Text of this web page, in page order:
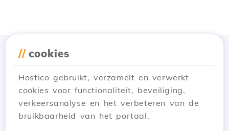
// cookies
Hostico gebruikt, verzamelt en verwerkt
cookies voor functionaliteit, beveiliging,
verkeersanalyse en het verbeteren van de
bruikbaarheid van het portaal.
Download de app